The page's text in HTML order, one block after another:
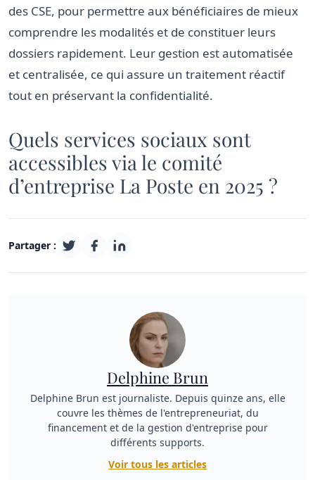
des CSE, pour permettre aux bénéficiaires de mieux
comprendre les modalités et de constituer leurs
dossiers rapidement. Leur gestion est automatisée
et centralisée, ce qui assure un traitement réactif
tout en préservant la confidentialité.
Quels services sociaux sont
accessibles via le comité
d’entreprise La Poste en 2025 ?
Partager :
Delphine Brun
Delphine Brun est journaliste. Depuis quinze ans, elle
couvre les thèmes de l'entrepreneuriat, du
financement et de la gestion d'entreprise pour
différents supports.
Voir tous les articles